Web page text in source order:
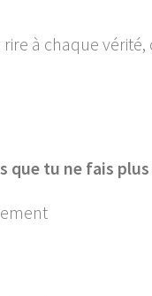
à chaque vérité,
que tu ne fais